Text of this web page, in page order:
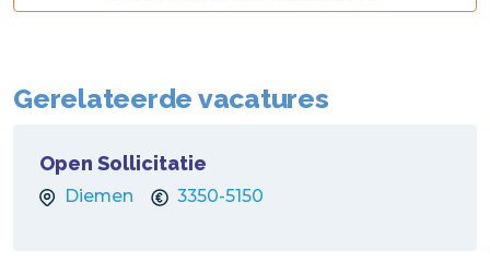
Gerelateerde vacatures
Open Sollicitatie
Diemen 3350-5150